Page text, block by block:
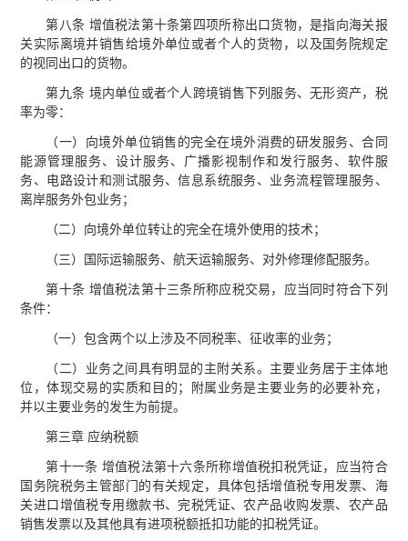
第八条 增值税法第十条第四项所称出口货物，是指向海关报
关实际离境并销售给境外单位或者个人的货物，以及国务院规定
的视同出口的货物。
第九条 境内单位或者个人跨境销售下列服务、无形资产，税
率为零：
（一）向境外单位销售的完全在境外消费的研发服务、合同
能源管理服务、设计服务、广播影视制作和发行服务、软件服
务、电路设计和测试服务、信息系统服务、业务流程管理服务、
离岸服务外包业务；
（二）向境外单位转让的完全在境外使用的技术；
（三）国际运输服务、航天运输服务、对外修理修配服务。
第十条 增值税法第十三条所称应税交易，应当同时符合下列
条件：
（一）包含两个以上涉及不同税率、征收率的业务；
（二）业务之间具有明显的主附关系。主要业务居于主体地
位，体现交易的实质和目的；附属业务是主要业务的必要补充，
并以主要业务的发生为前提。
第三章 应纳税额
第十一条 增值税法第十六条所称增值税扣税凭证，应当符合
国务院税务主管部门的有关规定，具体包括增值税专用发票、海
关进口增值税专用缴款书、完税凭证、农产品收购发票、农产品
销售发票以及其他具有进项税额抵扣功能的扣税凭证。